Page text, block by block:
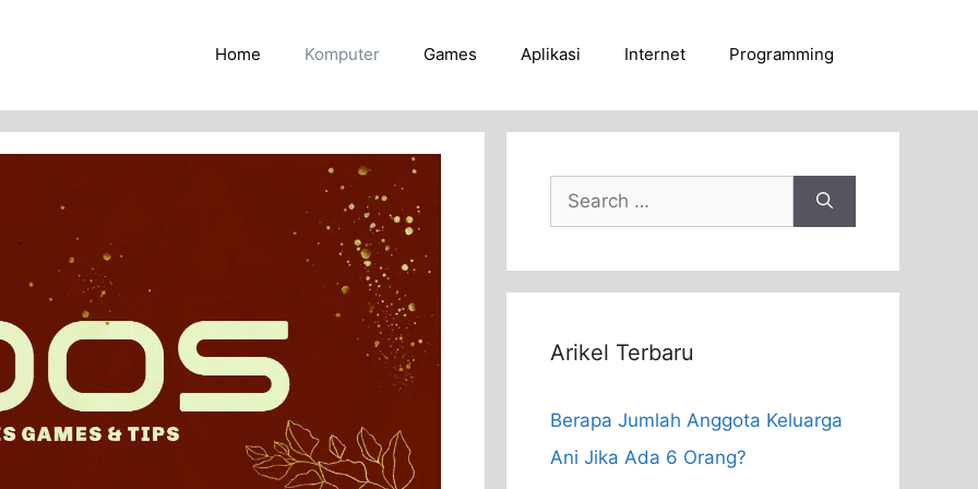
Home Komputer Games Aplikasi Internet Programming
Search
for:
Arikel Terbaru
Berapa Jumlah Anggota Keluarga
Ani Jika Ada 6 Orang?